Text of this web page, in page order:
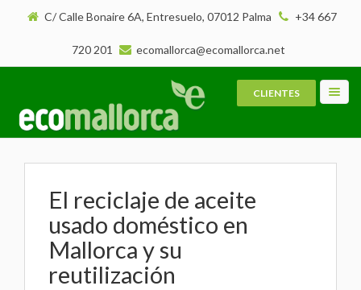
C/ Calle Bonaire 6A, Entresuelo, 07012 Palma +34 667
720 201 ecomallorca@ecomallorca.net
CLIENTES
El reciclaje de aceite
usado doméstico en
Mallorca y su
reutilización